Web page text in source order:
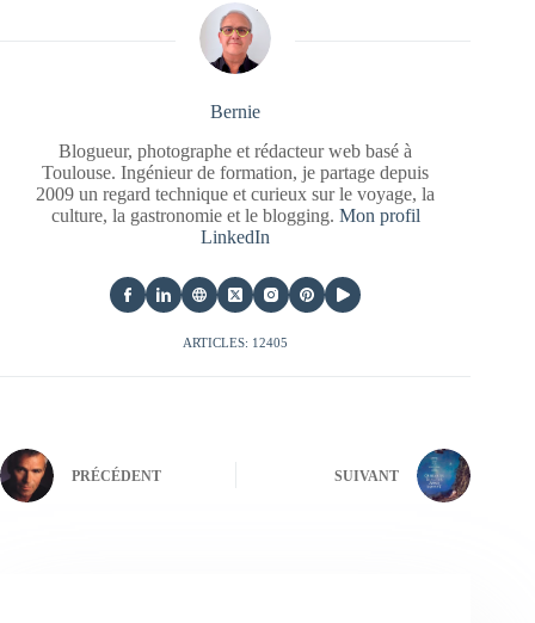
Bernie
Blogueur, photographe et rédacteur web basé à
Toulouse. Ingénieur de formation, je partage depuis
2009 un regard technique et curieux sur le voyage, la
culture, la gastronomie et le blogging. Mon profil
LinkedIn
ARTICLES: 12405
PRÉCÉDENT SUIVANT